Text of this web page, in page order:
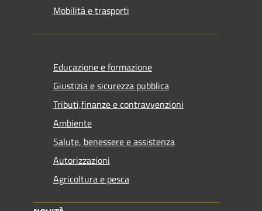
Mobilità e trasporti
Educazione e formazione
Giustizia e sicurezza pubblica
Tributi,finanze e contravvenzioni
Ambiente
Salute, benessere e assistenza
Autorizzazioni
Agricoltura e pesca